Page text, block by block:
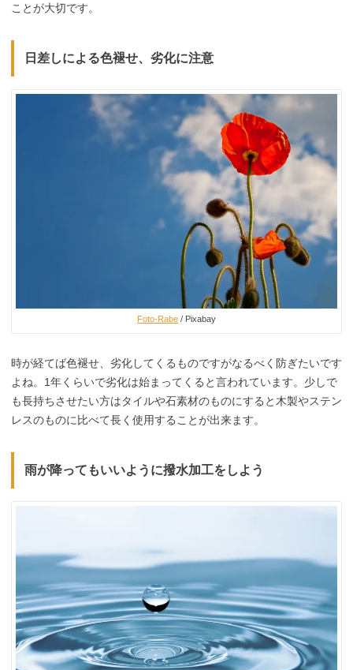
ことが大切です。
日差しによる色褪せ、劣化に注意
Foto-Rabe / Pixabay
時が経てば色褪せ、劣化してくるものですがなるべく防ぎたいです
よね。1年くらいで劣化は始まってくると言われています。少しで
も長持ちさせたい方はタイルや石素材のものにすると木製やステン
レスのものに比べて長く使用することが出来ます。
雨が降ってもいいように撥水加工をしよう